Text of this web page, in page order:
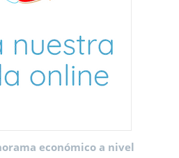
económico a nivel